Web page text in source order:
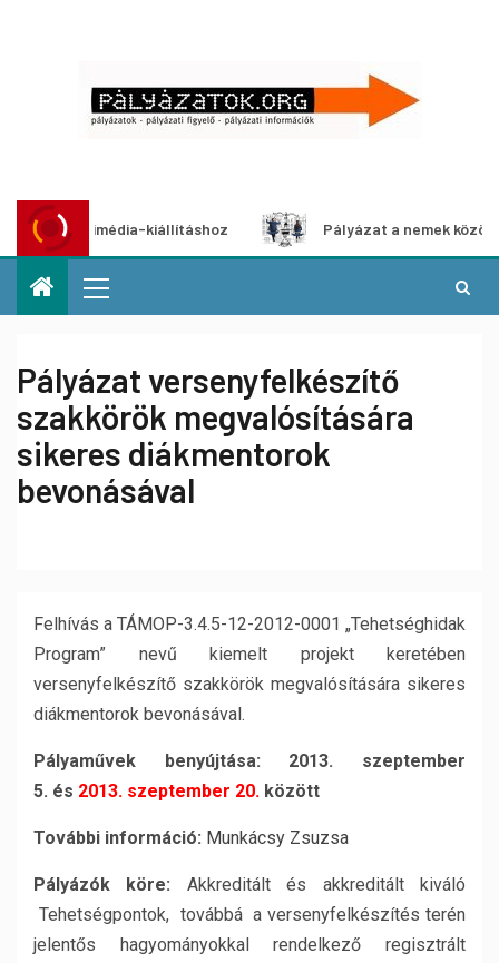
kiállításhoz Pályázat a nemek közötti
Pályázat versenyfelkészítő
szakkörök megvalósítására
sikeres diákmentorok
bevonásával
Felhívás a TÁMOP-3.4.5-12-2012-0001 „Tehetséghidak
Program” nevű kiemelt projekt keretében
versenyfelkészítő szakkörök megvalósítására sikeres
diákmentorok bevonásával.
Pályaművek benyújtása:
2013. szeptember
5. és 2013. szeptember 20. között
További információ: Munkácsy Zsuzsa
Pályázók köre: Akkreditált és akkreditált kiváló
Tehetségpontok, továbbá a versenyfelkészítés terén
jelentős hagyományokkal rendelkező regisztrált